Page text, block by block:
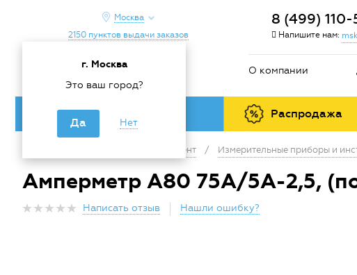
Москва
г. Москва
Это ваш город?
Да Нет
2150 пунктов выдачи заказов
8 (499) 110-
Напишите нам:
О компании
Каталог товаров Распродажа
Инструмент / Измерительные приборы и
Амперметр А80 75А/5А-2,5,
Написать отзыв Нашли ошибку?